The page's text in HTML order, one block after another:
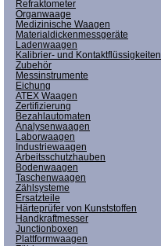
Refraktometer
Organwaage
Medizinische Waagen
Materialdickenmessgeräte
Ladenwaagen
Kalibrier- und Kontaktflüssigkeiten
Zubehör
Messinstrumente
Eichung
ATEX Waagen
Zertifizierung
Bezahlautomaten
Analysenwaagen
Laborwaagen
Industriewaagen
Arbeitsschutzhauben
Bodenwaagen
Taschenwaagen
Zählsysteme
Ersatzteile
Härteprüfer von Kunststoffen
Handkraftmesser
Junctionboxen
Plattformwaagen